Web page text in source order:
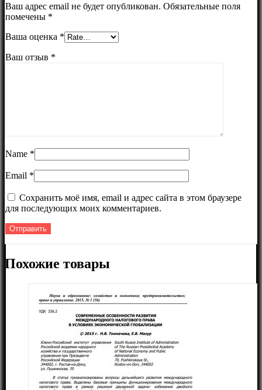
Ваш адрес email не будет опубликован. Обязательные поля
помечены *
Ваша оценка *
Ваш отзыв *
Name *
Email *
Сохранить моё имя, email и адрес сайта в этом браузере
для последующих моих комментариев.
Похожие товары